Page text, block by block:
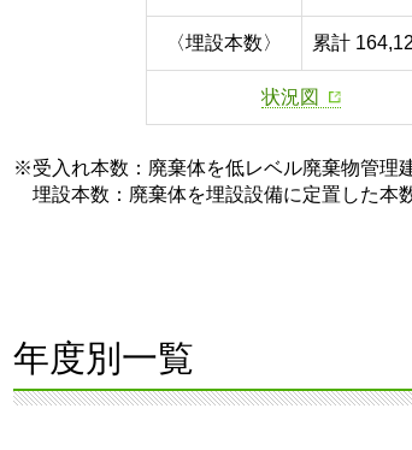
〈埋設本数〉 累計
状況図
※受入れ本数：廃棄体を低レベル廃棄物管理
埋設本数：廃棄体を埋設設備に定置した本
年度別一覧